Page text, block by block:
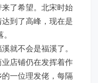
了希望。北宋时始
到了高峰，现在是
不会是福溪了。
店铺仍在发挥着作
一位理发佬，每隔